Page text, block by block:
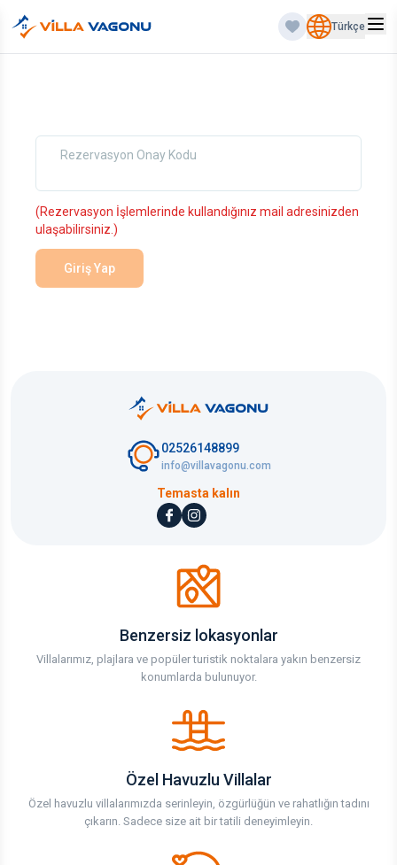
Türkçe
Rezervasyon Onay Kodu
(Rezervasyon İşlemlerinde kullandığınız mail adresinizden
ulaşabilirsiniz.)
Giriş Yap
02526148899
info@villavagonu.com
Temasta kalın
Benzersiz lokasyonlar
Villalarımız, plajlara ve popüler turistik noktalara yakın benzersiz
konumlarda bulunuyor.
Özel Havuzlu Villalar
Özel havuzlu villalarımızda serinleyin, özgürlüğün ve rahatlığın tadını
çıkarın. Sadece size ait bir tatili deneyimleyin.